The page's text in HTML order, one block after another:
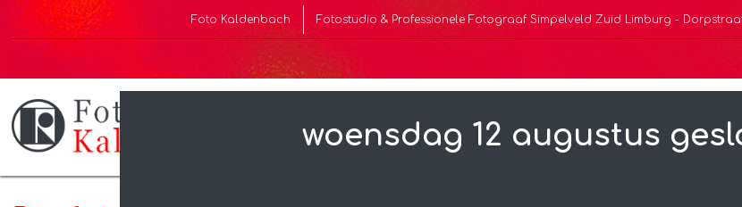
Foto Kaldenbach Fotostudio & Professionele Fotograaf Simpelveld Zuid Limburg -
Home Inlijsterij Fotografie
woensdag 12 augustus